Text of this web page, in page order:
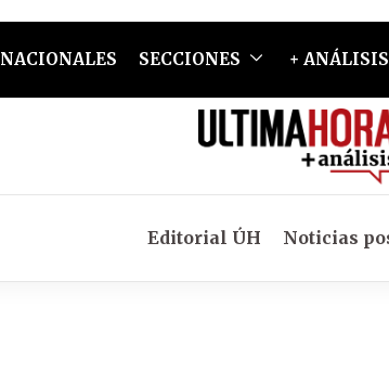
NACIONALES SECCIONES + ANÁLISIS
Editorial ÚH Noticias